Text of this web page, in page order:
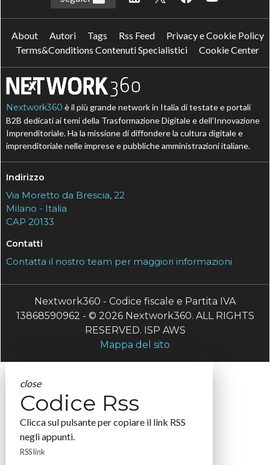
About Autori Tags Rss Feed
Privacy e Cookie Policy
Terms&Conditions Contenuti Specialistici
Cookie Center
Nextwork360 è il più grande network in Italia di testate e portali
B2B dedicati ai temi della Trasformazione Digitale e dell’Innovazione
Imprenditoriale. Ha la missione di diffondere la cultura digitale e
imprenditoriale nelle imprese e pubbliche amministrazioni italiane.
Indirizzo
Via Moretto da Brescia, 22
Milano - Italia
CAP 20133
Contatti
Contatta il nostro team per maggiori informazioni
Nextwork360 - Codice fiscale e Partita IVA
13868590962 - © 2026 Nextwork360. ALL RIGHTS
RESERVED. ISP AWS
Mappa del sito
close
Codice Rss
Clicca sul pulsante per copiare il link RSS
negli appunti.
RSS link